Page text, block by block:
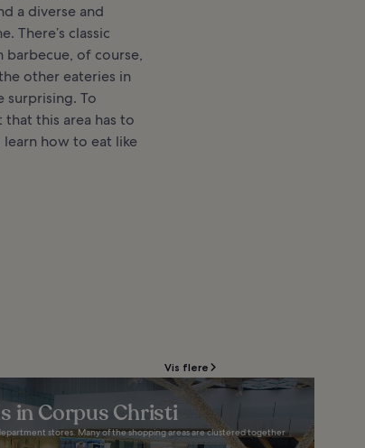
a diverse and
There’s classic
barbecue, of course,
other eateries in
surprising. To
this area has to
learn how to eat like
Vis flere
in Corpus Christi
stores. Many of the shopping areas are clustered together